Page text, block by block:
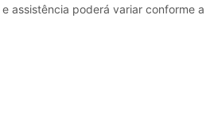
assistência poderá variar conforme a